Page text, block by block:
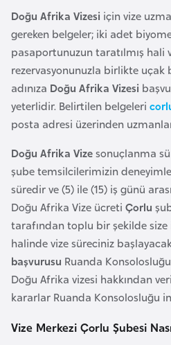
Doğu Afrika Vizesi için vize
gereken belgeler; iki adet
pasaportunuzun taratılmış hali
rezervasyonunuzla birlikte uçak
adınıza Doğu Afrika Vizesi
yeterlidir. Belirtilen belgeleri
posta adresi üzerinden
Doğu Afrika Vizesonuçlanma
şube temsilcilerimizin
süredir ve (5) ile (15) iş günü
Doğu Afrika Vize ücreti Çorlu
tarafından toplu bir şekilde size
halinde vize süreciniz
başvurusu Ruanda
Doğu Afrika vizesi hakkından
kararlar Ruanda Konsolosluğu
Vize Merkezi Çorlu Şubesi
m
k
a
e
m
o
k
r
a
t
i
k